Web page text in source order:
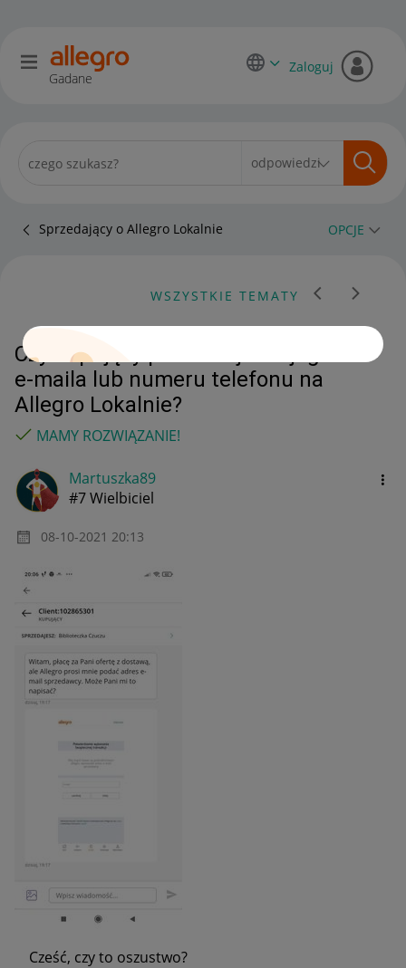
Gadane
Zaloguj
Sprzedający o Allegro Lokalnie OPCJE
Czy kupujący potrzebuje mojego
e-maila lub numeru telefonu na
Allegro Lokalnie?
MAMY ROZWIĄZANIE!
Martuszka89
#7 Wielbiciel
‎08-10-2021 20:13
Cześć, czy to oszustwo?
WSZYSTKIE TEMATY